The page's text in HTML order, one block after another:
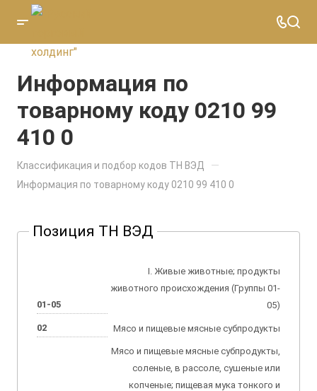
Информация по
товарному коду 0210 99
410 0
Классификация и подбор кодов ТН ВЭД —
Информация по товарному коду 0210 99 410 0
Позиция ТН ВЭД
01-05
I. Живые животные; продукты
животного происхождения (Группы 01-
05)
02 Мясо и пищевые мясные субпродукты
Мясо и пищевые мясные субпродукты,
соленые, в рассоле, сушеные или
копченые; пищевая мука тонкого и